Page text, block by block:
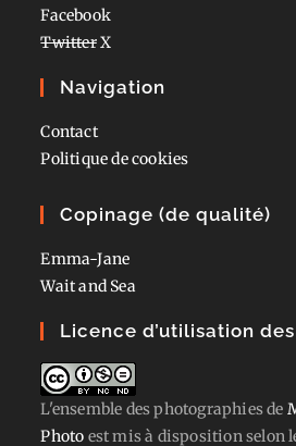
Facebook
TwitterX
Navigation
Contact
Politique de cookies
Copinage (de qualité)
Emma-Jane
Wait and Sea
Licence d’utilisation
L'ensemble des photographiesde
Photo est mis à disposition selon